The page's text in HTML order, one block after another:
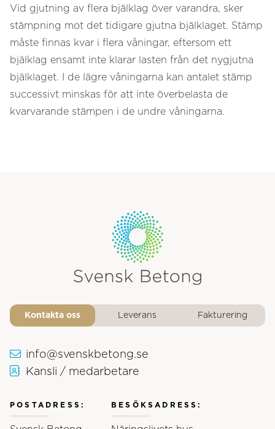
Vid gjutning av flera bjälklag över varandra, sker
stämpning mot det tidigare gjutna bjälklaget. Stämp
måste finnas kvar i flera våningar, eftersom ett
bjälklag ensamt inte klarar lasten från det nygjutna
bjälklaget. I de lägre våningarna kan antalet stämp
successivt minskas för att inte överbelasta de
kvarvarande stämpen i de undre våningarna.
Kontakta oss Leverans Fakturering
info@svenskbetong.se
Kansli / medarbetare
POSTADRESS: BESÖKSADRESS: